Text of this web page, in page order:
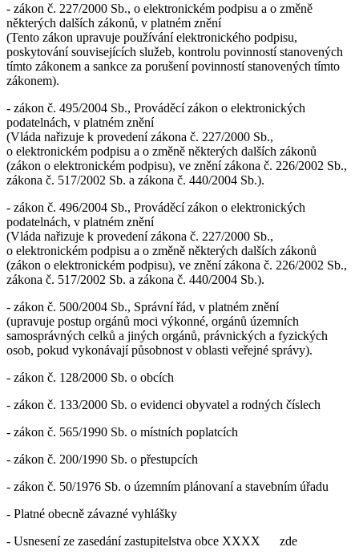
- zákon č. 227/2000 Sb., o elektronickém podpisu a o změně
některých dalších zákonů, v platném znění
(Tento zákon upravuje používání elektronického podpisu,
poskytování souvisejících služeb, kontrolu povinností stanovených
tímto zákonem a sankce za porušení povinností stanovených tímto
zákonem).
- zákon č. 495/2004 Sb., Prováděcí zákon o elektronických
podatelnách, v platném znění
(Vláda nařizuje k provedení zákona č. 227/2000 Sb.,
o elektronickém podpisu a o změně některých dalších zákonů
(zákon o elektronickém podpisu), ve znění zákona č. 226/2002 Sb.,
zákona č. 517/2002 Sb. a zákona č. 440/2004 Sb.).
- zákon č. 496/2004 Sb., Prováděcí zákon o elektronických
podatelnách, v platném znění
(Vláda nařizuje k provedení zákona č. 227/2000 Sb.,
o elektronickém podpisu a o změně některých dalších zákonů
(zákon o elektronickém podpisu), ve znění zákona č. 226/2002 Sb.,
zákona č. 517/2002 Sb. a zákona č. 440/2004 Sb.).
- zákon č. 500/2004 Sb., Správní řád, v platném znění
(upravuje postup orgánů moci výkonné, orgánů územních
samosprávných celků a jiných orgánů, právnických a fyzických
osob, pokud vykonávají působnost v oblasti veřejné správy).
- zákon č. 128/2000 Sb. o obcích
- zákon č. 133/2000 Sb. o evidenci obyvatel a rodných číslech
- zákon č. 565/1990 Sb. o místních poplatcích
- zákon č. 200/1990 Sb. o přestupcích
- zákon č. 50/1976 Sb. o územním plánovaní a stavebním úřadu
- Platné obecně závazné vyhlášky
- Usnesení ze zasedání zastupitelstva obce XXXX zde